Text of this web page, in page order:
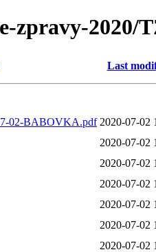
zpravy-2020/
Last
02-BABOVKA.pdf 2020-07-02
2020-07-02
2020-07-02
2020-07-02
2020-07-02
2020-07-02
2020-07-02